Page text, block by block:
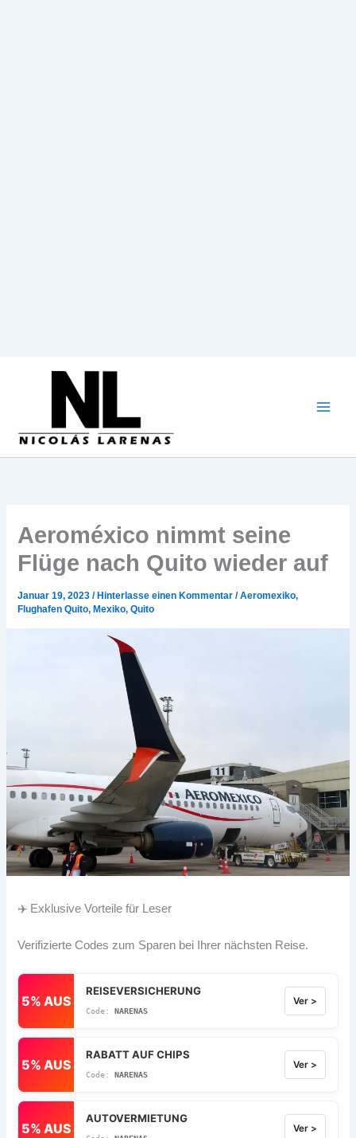
Aeroméxico nimmt seine
Flüge nach Quito wieder auf
Januar 19, 2023/ Hinterlasse einen Kommentar /Aeromexiko,
Flughafen Quito, Mexiko,Quito
✈️ Exklusive Vorteile für Leser
Verifizierte Codes zum Sparen bei Ihrer nächsten Reise.
5% AUS
REISEVERSICHERUNG
NARENAS
Ver >
5% AUS
RABATT AUF CHIPS
NARENAS
Ver >
5% AUS
AUTOVERMIETUNG
Ver >